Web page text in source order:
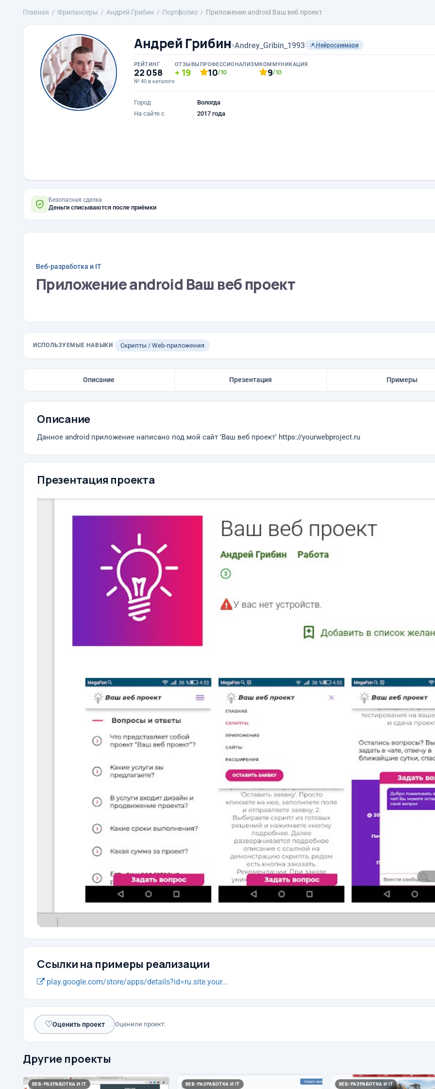
Главная Фрилансеры Андрей Грибин Портфолио Приложение android Ваш веб проект
Андрей Грибин›Andrey_Gribin_1993 Нейросаммари
РЕЙТИНГ
22 058
№ 40 в каталоге
ОТЗЫВЫ
19
ПРОФЕССИОНАЛИЗМ
10/10
КОММУНИКАЦИЯ
9/10
Город
Вологда
На сайте с
2017 года
Безопасная сделка
Деньги списываются после приёмки
Веб-разработка и IT
Приложение android Ваш веб проект
ИСПОЛЬЗУЕМЫЕ НАВЫКИ Скрипты / Web-приложения
Описание Презентация Примеры
Описание
Данное android приложение написано под мой сайт 'Ваш веб проект' https://yourwebproject.ru
Презентация проекта
Ссылки на примеры реализации
play.google.com/store/apps/details?id=ru.site.your...
♡Оценить проект Оценили проект:
Другие проекты
ВЕБ-РАЗРАБОТКА И IT ВЕБ-РАЗРАБОТКА И IT ВЕБ-РАЗРАБОТКА И IT